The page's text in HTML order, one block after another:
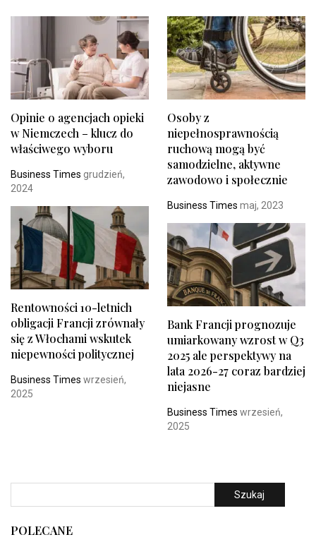
Opinie o agencjach opieki
w Niemczech – klucz do
właściwego wyboru
Business Times grudzień,
2024
Osoby z
niepełnosprawnością
ruchową mogą być
samodzielne, aktywne
zawodowo i społecznie
Business Times maj, 2023
Rentowności 10-letnich
obligacji Francji zrównały
się z Włochami wskutek
niepewności politycznej
Business Times wrzesień,
2025
Bank Francji prognozuje
umiarkowany wzrost w Q3
2025 ale perspektywy na
lata 2026-27 coraz bardziej
niejasne
Business Times wrzesień,
2025
Szukaj
POLECANE